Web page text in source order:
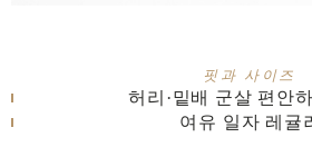
핏과 사이즈
허리·밑배 군살 편안
여유 일자 레귤